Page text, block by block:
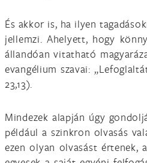
És akkor is, ha ilyen
jellemzi. Ahelyett, hogy
állandóan vitatható
evangélium szavai:
23,13).
Mindezek alapján úgy
például a szinkron olvasás
ezen olyan olvasást értenek,